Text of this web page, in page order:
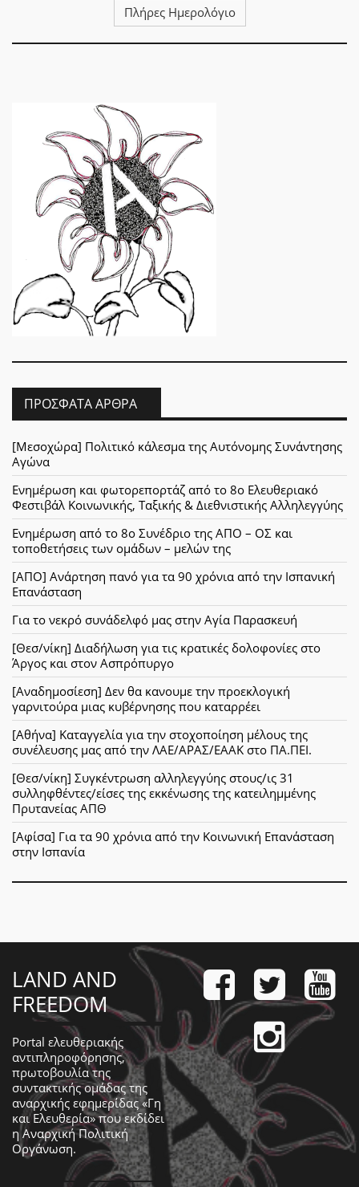
Πλήρες Ημερολόγιο
ΠΡΌΣΦΑΤΑ ΆΡΘΡΑ
[Μεσοχώρα] Πολιτικό κάλεσμα της Αυτόνομης Συνάντησης
Αγώνα
Ενημέρωση και φωτορεπορτάζ από το 8ο Ελευθεριακό
Φεστιβάλ Κοινωνικής, Ταξικής & Διεθνιστικής Αλληλεγγύης
Ενημέρωση από το 8ο Συνέδριο της ΑΠΟ – ΟΣ και
τοποθετήσεις των ομάδων – μελών της
[ΑΠΟ] Ανάρτηση πανό για τα 90 χρόνια από την Ισπανική
Επανάσταση
Για το νεκρό συνάδελφό μας στην Αγία Παρασκευή
[Θεσ/νίκη] Διαδήλωση για τις κρατικές δολοφονίες στο
Άργος και στον Ασπρόπυργο
[Αναδημοσίεση] Δεν θα κανουμε την προεκλογική
γαρνιτούρα μιας κυβέρνησης που καταρρέει
[Αθήνα] Καταγγελία για την στοχοποίηση μέλους της
συνέλευσης μας από την ΛΑΕ/ΑΡΑΣ/ΕΑΑΚ στο ΠΑ.ΠΕΙ.
[Θεσ/νίκη] Συγκέντρωση αλληλεγγύης στους/ις 31
συλληφθέντες/είσες της εκκένωσης της κατειλημμένης
Πρυτανείας ΑΠΘ
[Αφίσα] Για τα 90 χρόνια από την Κοινωνική Επανάσταση
στην Ισπανία
LAND AND
FREEDOM
Portal ελευθεριακής
αντιπληροφόρησης,
πρωτοβουλία της
συντακτικής ομάδας της
αναρχικής εφημερίδας «Γη
και Ελευθερία» που εκδίδει
ηΑναρχική Πολιτική
Οργάνωση.